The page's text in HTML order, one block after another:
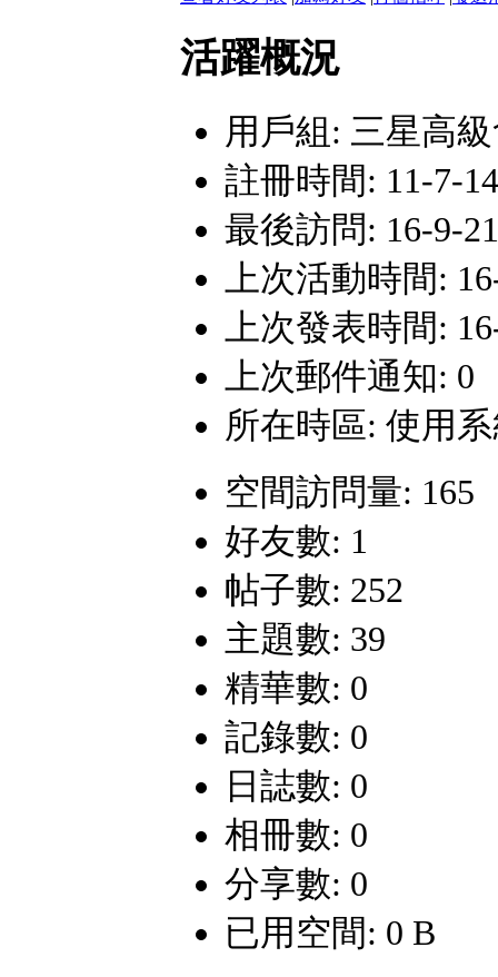
活躍概況
用戶組: 三星高
註冊時間: 11-7-
最後訪問: 16-9-
上次活動時間:
上次發表時間:
上次郵件通知: 0
所在時區: 使用
空間訪問量: 165
好友數: 1
帖子數: 252
主題數: 39
精華數: 0
記錄數: 0
日誌數: 0
相冊數: 0
分享數: 0
已用空間: 0 B